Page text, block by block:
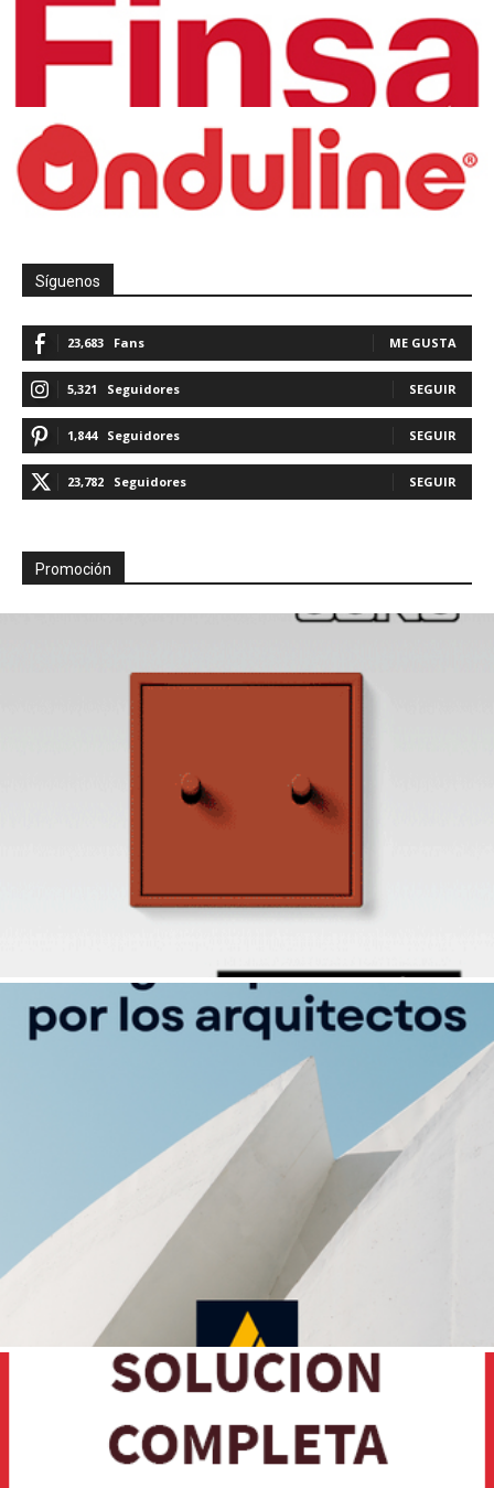
Síguenos
23,683 Fans ME GUSTA
5,321 Seguidores SEGUIR
1,844 Seguidores SEGUIR
23,782 Seguidores SEGUIR
Promoción